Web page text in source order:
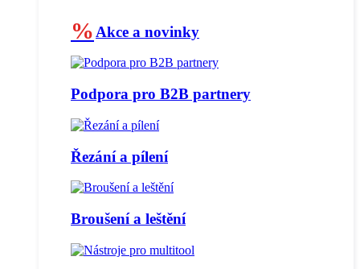
% Akce a novinky
Podpora pro B2B partnery
Řezání a pílení
Broušení a leštění